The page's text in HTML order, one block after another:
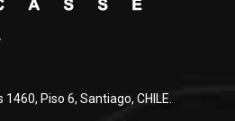
Piso 6, Santiago, CHILE.